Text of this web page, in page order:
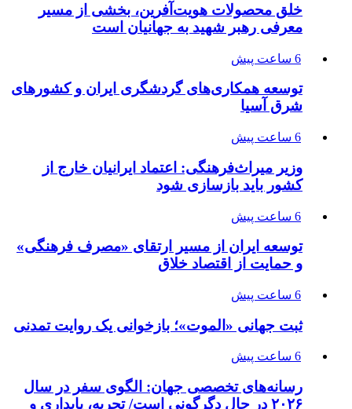
خلق محصولات هویت‌آفرین، بخشی از مسیر
معرفی رهبر شهید به جهانیان است
6 ساعت پیش
توسعه همکاری‌های گردشگری ایران و کشورهای
شرق آسیا
6 ساعت پیش
وزیر میراث‌فرهنگی: اعتماد ایرانیان خارج از
کشور باید بازسازی شود
6 ساعت پیش
توسعه ایران از مسیر ارتقای «مصرف فرهنگی»
و حمایت از اقتصاد خلاق
6 ساعت پیش
ثبت جهانی «الموت»؛ بازخوانی یک روایت تمدنی
6 ساعت پیش
رسانه‌های تخصصی جهان: الگوی سفر در سال
۲۰۲۶ در حال دگرگونی است/ تجربه، پایداری و